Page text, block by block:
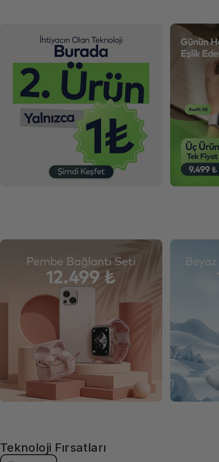
Teknoloji Fırsatları